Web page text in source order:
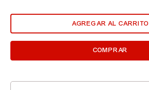
AGREGAR AL CARRITO
COMPRAR